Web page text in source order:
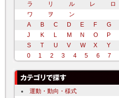
ラ
リ ル レ
ロ
ワ
ヲ
ン
A
B C D E F G
J
K L M N O P
S
T U V W X Y
0
1 2 3 4 5 6 7
運動・動向・様式